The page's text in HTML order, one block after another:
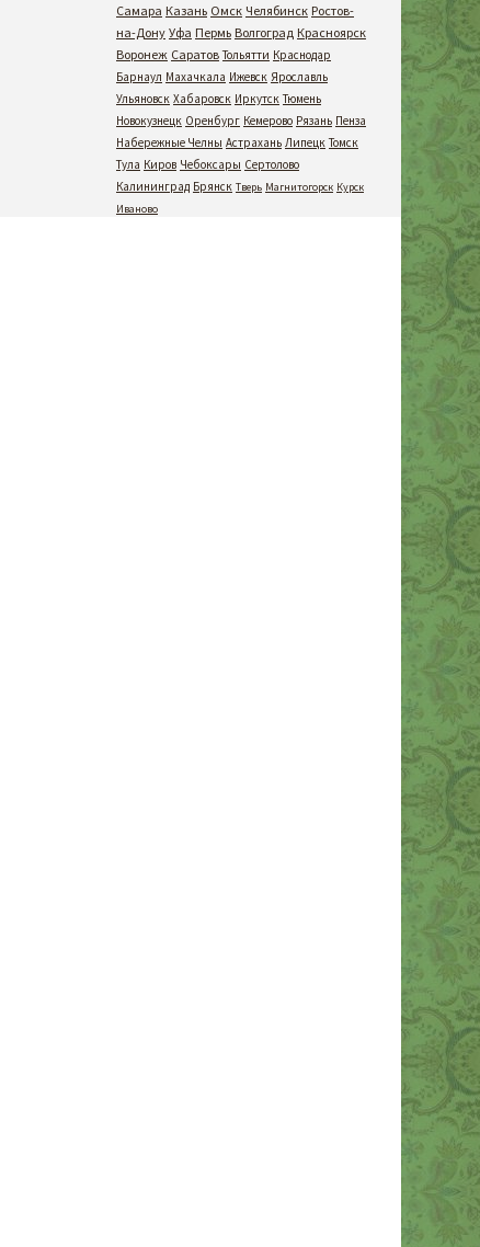
Самара Казань Омск Челябинск Ростов-
на-Дону Уфа Пермь Волгоград Красноярск
Воронеж Саратов Тольятти Краснодар
Барнаул Махачкала Ижевск Ярославль
Ульяновск Хабаровск Иркутск Тюмень
Новокузнецк Оренбург Кемерово Рязань Пенза
Набережные Челны Астрахань Липецк Томск
Тула Киров Чебоксары Сертолово
Калининград Брянск Тверь Магнитогорск Курск
Иваново